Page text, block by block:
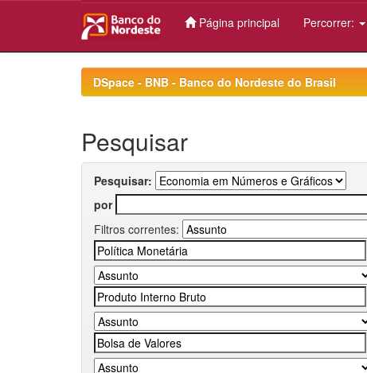
Página principal Percorrer:
DSpace - BNB - Banco do Nordeste do Brasil
Pesquisar
Pesquisar:
por
Filtros correntes: